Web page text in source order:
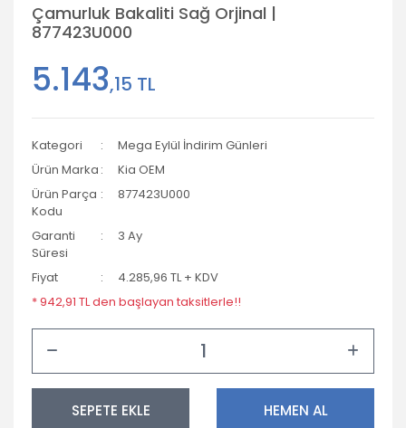
Çamurluk Bakaliti Sağ Orjinal |
877423U000
5.143,15 TL
Kategori
Mega Eylül İndirim Günleri
Ürün Marka
Kia OEM
Ürün Parça
Kodu
877423U000
Garanti
Süresi
3 Ay
Fiyat
4.285,96 TL + KDV
* 942,91 TL den başlayan taksitlerle!!
SEPETE EKLE HEMEN AL